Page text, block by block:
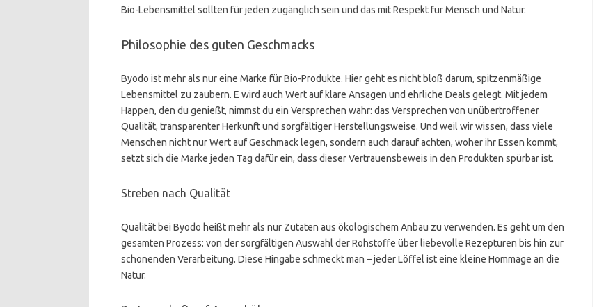
Bio-Lebensmittel sollten für jeden zugänglich sein und das mit Respekt für Mensch und Natur.
Philosophie des guten Geschmacks
Byodo ist mehr als nur eine Marke für Bio-Produkte. Hier geht es nicht bloß darum, spitzenmäßige
Lebensmittel zu zaubern. E wird auch Wert auf klare Ansagen und ehrliche Deals gelegt. Mit jedem
Happen, den du genießt, nimmst du ein Versprechen wahr: das Versprechen von unübertroffener
Qualität, transparenter Herkunft und sorgfältiger Herstellungsweise. Und weil wir wissen, dass viele
Menschen nicht nur Wert auf Geschmack legen, sondern auch darauf achten, woher ihr Essen kommt,
setzt sich die Marke jeden Tag dafür ein, dass dieser Vertrauensbeweis in den Produkten spürbar ist.
Streben nach Qualität
Qualität bei Byodo heißt mehr als nur Zutaten aus ökologischem Anbau zu verwenden. Es geht um den
gesamten Prozess: von der sorgfältigen Auswahl der Rohstoffe über liebevolle Rezepturen bis hin zur
schonenden Verarbeitung. Diese Hingabe schmeckt man – jeder Löffel ist eine kleine Hommage an die
Natur.